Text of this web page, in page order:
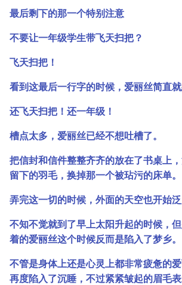
最后剩下的那一个特别注意
不要让一年级学生带飞天扫把？
飞天扫把！
看到这最后一行字的时候，爱丽丝简直就
还飞天扫把！还一年级！
槽点太多，爱丽丝已经不想吐槽了。
把信封和信件整整齐齐的放在了书桌上
留下的羽毛，换掉那一个被玷污的床单。
弄完这一切的时候，外面的天空也开始泛
不知不觉就到了早上太阳升起的时候，
着的爱丽丝这个时候反而是陷入了梦乡。
不管是身体上还是心灵上都非常疲惫的
再度陷入了沉睡，不过紧紧皱起的眉毛